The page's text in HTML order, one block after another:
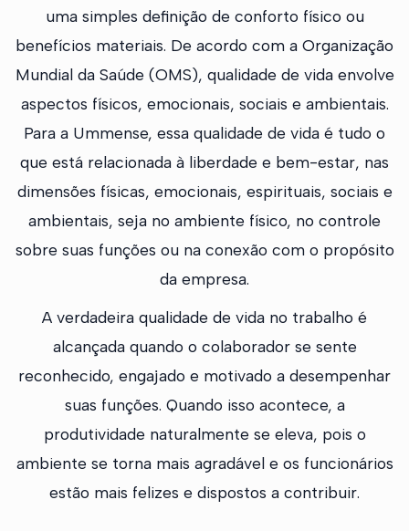
uma simples definição de conforto físico ou
benefícios materiais. De acordo com a Organização
Mundial da Saúde (OMS), qualidade de vida envolve
aspectos físicos, emocionais, sociais e ambientais.
Para a Ummense, essa qualidade de vida é tudo o
que está relacionada à liberdade e bem-estar, nas
dimensões físicas, emocionais, espirituais, sociais e
ambientais, seja no ambiente físico, no controle
sobre suas funções ou na conexão com o propósito
da empresa.
A verdadeira qualidade de vida no trabalho é
alcançada quando o colaborador se sente
reconhecido, engajado e motivado a desempenhar
suas funções. Quando isso acontece, a
produtividade naturalmente se eleva, pois o
ambiente se torna mais agradável e os funcionários
estão mais felizes e dispostos a contribuir.